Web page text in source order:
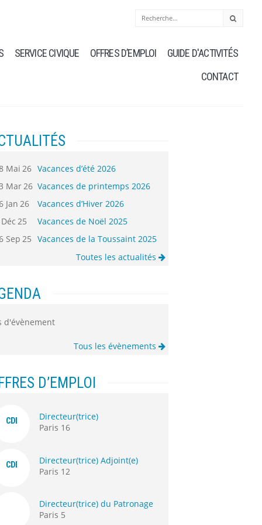
SERVICE CIVIQUE OFFRES D’EMPLOI
GUIDE D'ACTIVITÉS
CONTACT
Mai 26 Vacances d’été 2026
Mar 26 Vacances de printemps 2026
Jan 26
Vacances d’Hiver 2026
25
Vacances de Noël 2025
Sep 25 Vacances de la Toussaint 2025
Toutes les actualités
d'évènement
Tous les évènements
D’EMPLOI
CDI
Directeur(trice)
Paris 16
CDI
Directeur(trice) Adjoint(e)
Paris 12
Directeur(trice) du Patronage
Paris 5